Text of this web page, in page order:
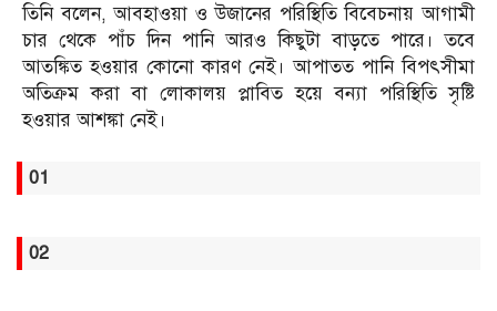
তিনি বলেন, আবহাওয়া ও উজানের পরিস্থিতি বিবেচনায় আগামী
চার থেকে পাঁচ দিন পানি আরও কিছুটা বাড়তে পারে। তবে
আতঙ্কিত হওয়ার কোনো কারণ নেই। আপাতত পানি বিপৎসীমা
অতিক্রম করা বা লোকালয় প্লাবিত হয়ে বন্যা পরিস্থিতি সৃষ্টি
হওয়ার আশঙ্কা নেই।
01
02